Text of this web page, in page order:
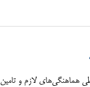
طی هماهنگی‌های لازم و